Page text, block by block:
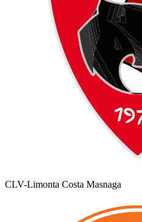
CLV-Limonta Costa Masnaga